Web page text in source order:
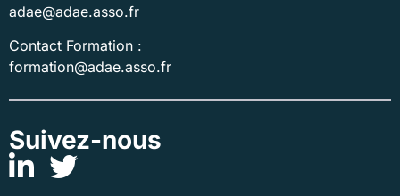
adae@adae.asso.fr
Contact Formation :
formation@adae.asso.fr
Suivez-nous